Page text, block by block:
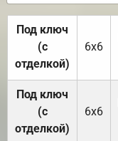
Под ключ
(с
отделкой)
6х6
Под ключ
(с
отделкой)
6х6